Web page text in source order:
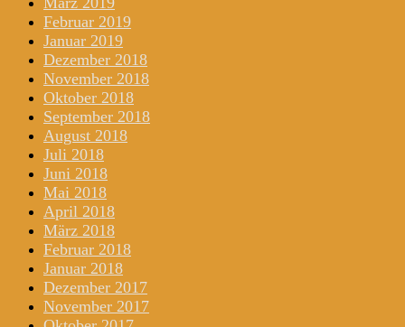
Februar 2019
Januar 2019
Dezember 2018
November 2018
Oktober 2018
September 2018
August 2018
Juli 2018
Juni 2018
Mai 2018
April 2018
März 2018
Februar 2018
Januar 2018
Dezember 2017
November 2017